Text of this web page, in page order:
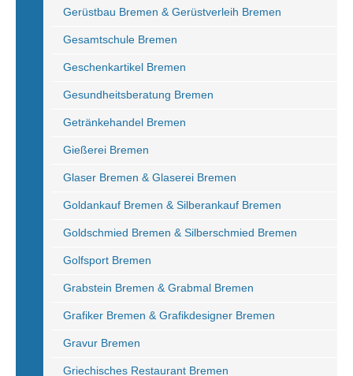
Gerüstbau Bremen & Gerüstverleih Bremen
Gesamtschule Bremen
Geschenkartikel Bremen
Gesundheitsberatung Bremen
Getränkehandel Bremen
Gießerei Bremen
Glaser Bremen & Glaserei Bremen
Goldankauf Bremen & Silberankauf Bremen
Goldschmied Bremen & Silberschmied Bremen
Golfsport Bremen
Grabstein Bremen & Grabmal Bremen
Grafiker Bremen & Grafikdesigner Bremen
Gravur Bremen
Griechisches Restaurant Bremen